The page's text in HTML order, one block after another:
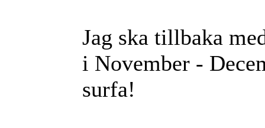
Jag ska tillbaka
i November -
surfa!